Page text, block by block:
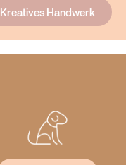
Kreatives Handwerk